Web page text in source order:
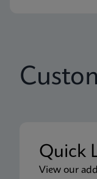
Quick
View our